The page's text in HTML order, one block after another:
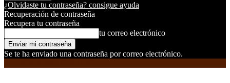
¿Olvidaste tu contraseña? consigue ayuda
Recuperación de contraseña
Recupera tu contraseña
tu correo electrónico
Se te ha enviado una contraseña por correo electrónico.